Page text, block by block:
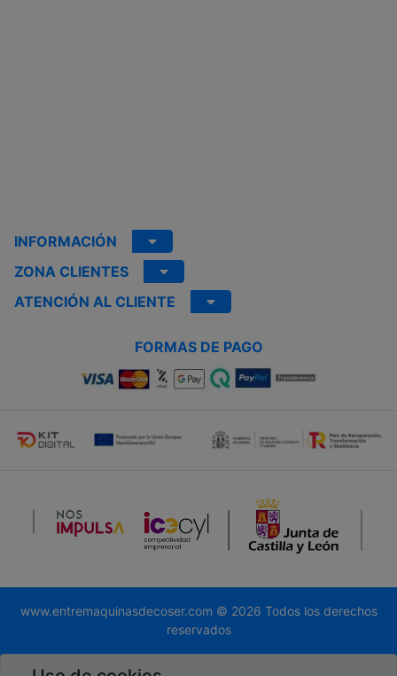
INFORMACIÓN
ZONA CLIENTES
ATENCIÓN AL CLIENTE
FORMAS DE PAGO
www.entremaquinasdecoser.com © 2026 Todos los derechos
reservados